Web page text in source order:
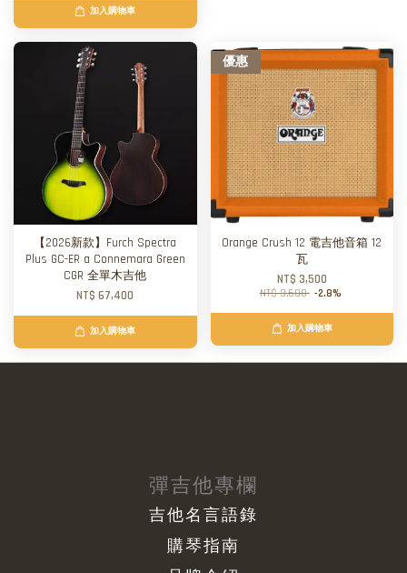
加入購物車
【2026新款】Furch Spectra
Plus GC-ER a Connemara Green
CGR 全單木吉他
NT$ 67,400
加入購物車
優惠
Orange Crush 12 電吉他音箱 12
瓦
NT$ 3,500
NT$ 3,600 -2.8%
加入購物車
彈吉他專欄
吉他名言語錄
購琴指南